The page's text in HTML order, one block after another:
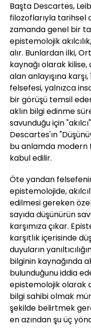
Başta Descartes,
filozoflarıyla tarihsel
zamanda genel bir
epistemolojik
alır. Bunlardan ilki,
kaynağı olarak
alan anlayışına
felsefesi, yalnızca
bir görüşü temsil
aklın bilgi edinme
savunduğu için
Descartes'ın
bu anlamda modern
kabul edilir.
Öte yandan
epistemolojide,
edilmesi gereken
sayıda düşünürün
karşımıza çıkar.
karşıtlık içerisinde
duyuların
bilginin kaynağında
bulunduğunu iddia
epistemolojik olarak
bilgi sahibi olmak
şekilde belirtmek
en azından şu üç